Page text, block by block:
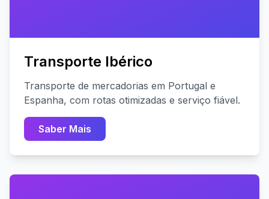
Transporte Ibérico
Transporte de mercadorias em Portugal e
Espanha, com rotas otimizadas e serviço fiável.
Saber Mais